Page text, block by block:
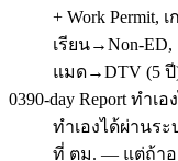
+ Work Permit,
เรียน→Non-
แมด→DTV (5 ปี
0390-day Report ทำเ
ทำเองได้ผ่านระ
ที่ ตม. — แต่ถ้าอ